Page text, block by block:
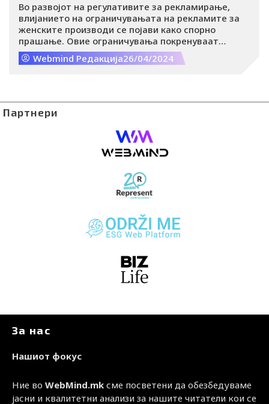
Во развојот на регулативите за рекламирање,
влијанието на ограничувањата на рекламите за
женските производи се појави како спорно
прашање. Овие ограничувања покренуваат
прашања за нивните несакани последици, особено
за здравјето на жените.
Webmind Редакција26/04/2024
Партнери
За нас
Нашиот фокус
Ние во WebMind.mk сме посветени да обезбедуваме
јасни и квалитетни анализи за нашите читатели кои се